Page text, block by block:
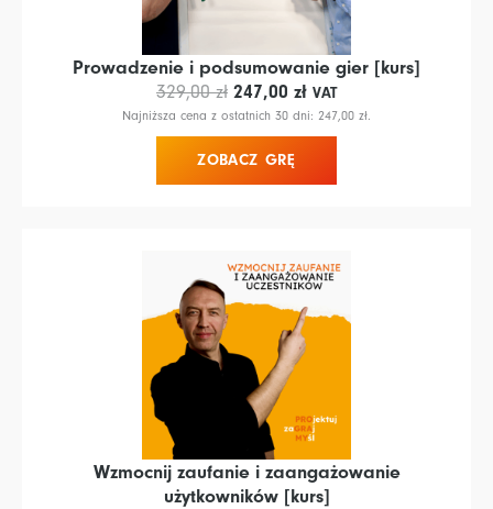
Prowadzenie i podsumowanie gier [kurs]
329,00zł Pierwotna
cena
wynosiła:
329,00 zł.
247,00 złAktualna
cena
wynosi:
VAT
Najniższa cena z ostatnich 30 dni: 247,00 zł.
ZOBACZ GRĘ
Wzmocnij zaufanie i zaangażowanie
użytkowników [kurs]